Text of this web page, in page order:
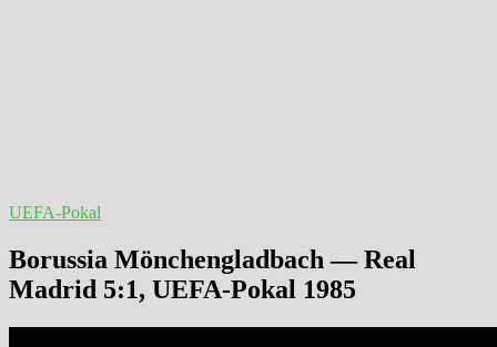
UEFA-Pokal
Borussia Mönchengladbach — Real
Madrid 5:1, UEFA-Pokal 1985